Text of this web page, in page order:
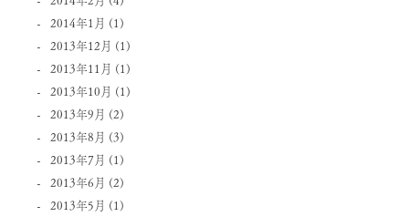
2014年1月 (1)
2013年12月 (1)
2013年11月 (1)
2013年10月 (1)
2013年9月 (2)
2013年8月 (3)
2013年7月 (1)
2013年6月 (2)
2013年5月 (1)